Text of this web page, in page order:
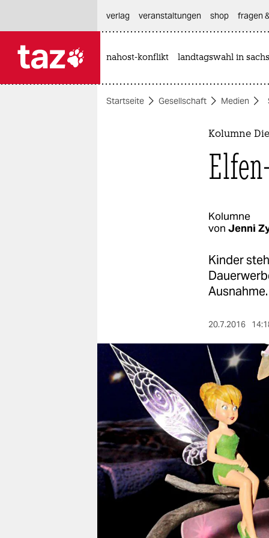
themen
verlag
verlag
veranstaltungen
shop
fragen & hilfe
unterstützen
abo
genossenschaft
verlag
veranstaltungen shop fragen
nahost-konflikt landtagswahl in
Startseite Gesellschaft Medien
Kolumne
Kolumne
von Jenni
Kinder
Ausnahme.
20.7.2016